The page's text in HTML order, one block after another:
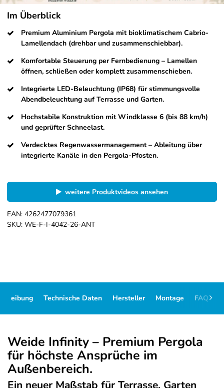
Im Überblick
Premium Aluminium Pergola mit bioklimatischem Cabrio-
Lamellendach (drehbar und zusammenschiebbar).
Komfortable Steuerung per Fernbedienung – Lamellen
öffnen, schließen oder komplett zusammenschieben.
Integrierte LED-Beleuchtung (IP68) für stimmungsvolle
Abendbeleuchtung auf Terrasse und Garten.
Hochstabile Konstruktion mit Windklasse 6 (bis 88 km/h)
und geprüfter Schneelast.
Verdecktes Regenwassermanagement – Ableitung über
integrierte Kanäle in den Pergola-Pfosten.
weitere Produktvideos ansehen
EAN: 4262477079361
SKU: WE-F-I-4042-26-ANT
Technische Daten Hersteller Montage FAQ
Weide Infinity – Premium Pergola
für höchste Ansprüche im
Außenbereich.
Ein neuer Maßstab für Terrasse, Garten